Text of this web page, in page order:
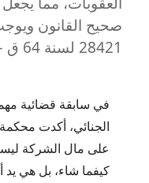
صحيح القانون
28421 لسنة 64 ق – جلسة 7/6/2003)
في سابقة قضائية
الجنائي، أكدت
على مال الشركة
كيفما شاء، بل هي